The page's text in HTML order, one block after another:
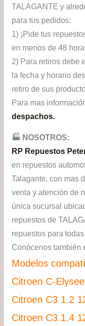
TALAGANTE y
para tus pedidos:
1) ¡Pide tus
en menos de 48
2) Para retiros debe
la fecha y horario
retiro de sus
Para mas
despachos.
🏭​ NOSOTROS:
RP Repuestos
en repuestos
Talagante, con mas
venta y atención de
única sucursal
repuestos de
repuestos para
Conócenos también
Modelos
Citroen C-Elysee
Citroen C3 1.2
Citroen C3 1.4